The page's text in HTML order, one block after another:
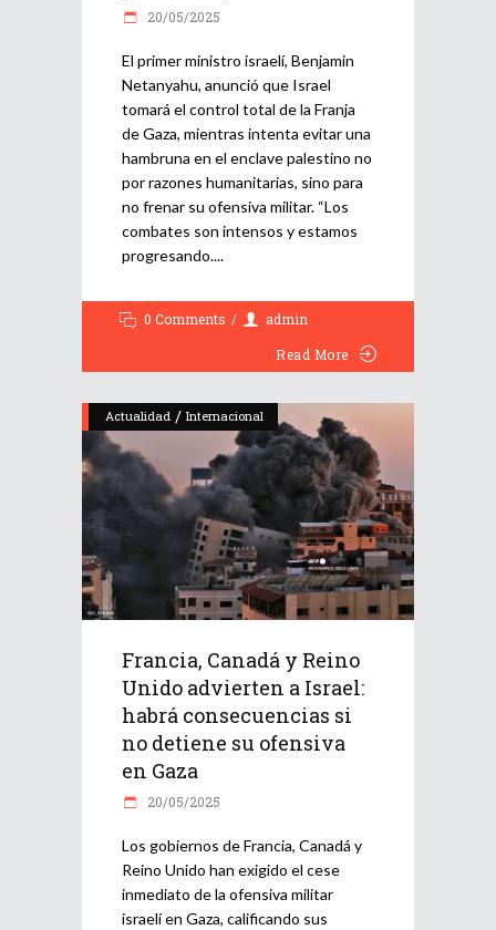
20/05/2025
El primer ministro israelí, Benjamin
Netanyahu, anunció que Israel
tomará el control total de la Franja
de Gaza, mientras intenta evitar una
hambruna en el enclave palestino no
por razones humanitarias, sino para
no frenar su ofensiva militar. “Los
combates son intensos y estamos
progresando.
0 Comments
admin
Read More
Actualidad / Internacional
Francia, Canadá y Reino
Unido advierten a Israel:
habrá consecuencias si
no detiene su ofensiva
en Gaza
20/05/2025
Los gobiernos de Francia, Canadá y
Reino Unido han exigido el cese
inmediato de la ofensiva militar
israelí en Gaza, calificando sus